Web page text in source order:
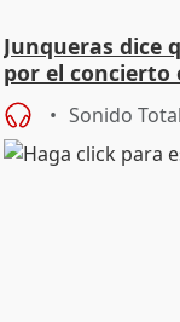
Junqueras dice
por el
Sonido